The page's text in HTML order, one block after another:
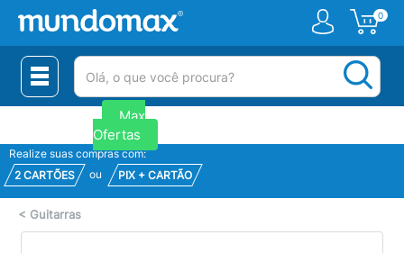
0
(pesquisar)
Corporativa
Max
Ofertas
Realize suas compras com:
2 CARTÕES
ou PIX + CARTÃO
< Guitarras